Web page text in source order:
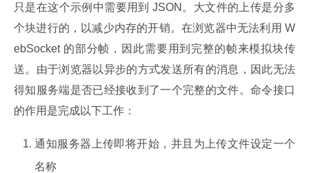
只是在这个示例中需要用到 JSON。大文件的上传是分多
个块进行的，以减少内存的开销。在浏览器中无法利用 W
ebSocket 的部分帧，因此需要用到完整的帧来模拟块传
送。由于浏览器以异步的方式发送所有的消息，因此无法
得知服务端是否已经接收到了一个完整的文件。命令接口
的作用是完成以下工作：
通知服务器上传即将开始，并且为上传文件设定一个
名称